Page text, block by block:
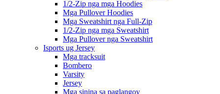
1/2-Zip nga mga Hoodies
Mga Pullover Hoodies
Mga Sweatshirt nga Full-Zip
1/2-Zip nga mga Sweatshirt
Mga Pullover nga Sweatshirt
Isports ug Jersey
Mga tracksuit
Bombero
Varsity
Jersey
Mga sinina sa paglangoy